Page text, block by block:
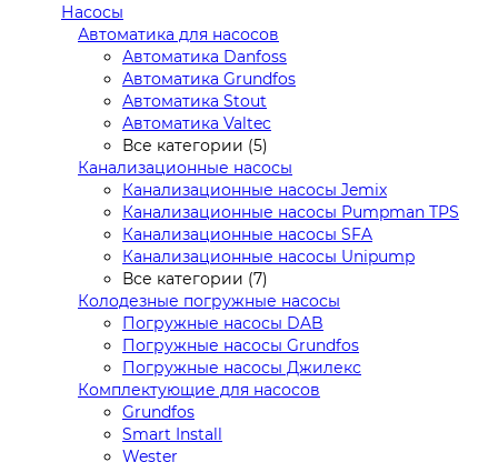
Насосы
Автоматика для насосов
Автоматика Danfoss
Автоматика Grundfos
Автоматика Stout
Автоматика Valtec
Все категории (5)
Канализационные насосы
Канализационные насосы Jemix
Канализационные насосы Pumpman TPS
Канализационные насосы SFA
Канализационные насосы Unipump
Все категории (7)
Колодезные погружные насосы
Погружные насосы DAB
Погружные насосы Grundfos
Погружные насосы Джилекс
Комплектующие для насосов
Grundfos
Smart Install
Wester